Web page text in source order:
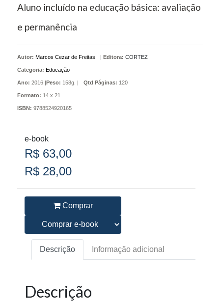
Aluno incluído na educação básica: avaliação
e permanência
Autor: Marcos Cezar de Freitas | Editora: CORTEZ
Categoria: Educação
Ano: 2016 |Peso: 158g. | Qtd Páginas: 120
Formato: 14 x 21
ISBN: 9788524920165
e-book
R$ 63,00
R$ 28,00
Comprar
Descrição Informação adicional
Descrição